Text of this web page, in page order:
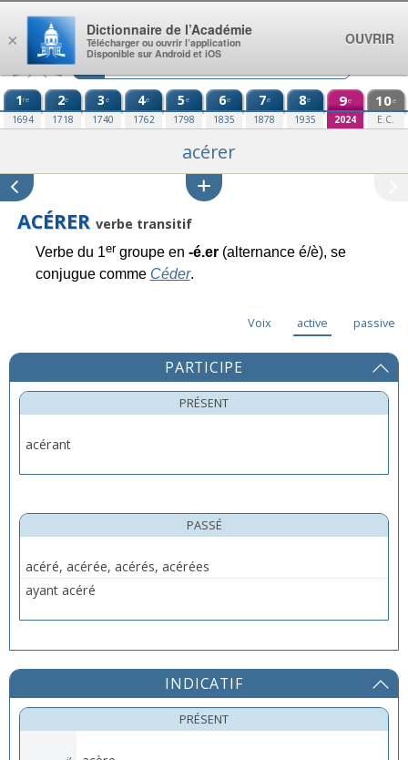
Aller au contenu
1re
1694
2e
1718
3e
1740
4e
1762
5e
1798
6e
1835
7e
1878
8e
1935
9e
2024
10e
E.C.
acérer
ACÉRER verbe transitif
Verbe du 1ergroupe en -é.er(alternance é/è), se
conjugue comme Céder.
Voix active passive
PARTICIPE
PRÉSENT
acérant
PASSÉ
acéré, acérée, acérés, acérées
ayant acéré
INDICATIF
PRÉSENT
×
Dictionnaire de l’Académie
Télécharger ou ouvrir l’application
Disponible sur Android et iOS
OUVRIR